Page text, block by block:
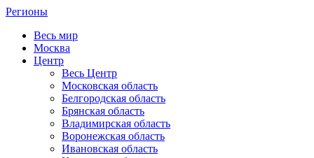
Регионы
Весь мир
Москва
Центр
Весь Центр
Московская область
Белгородская область
Брянская область
Владимирская область
Воронежская область
Ивановская область